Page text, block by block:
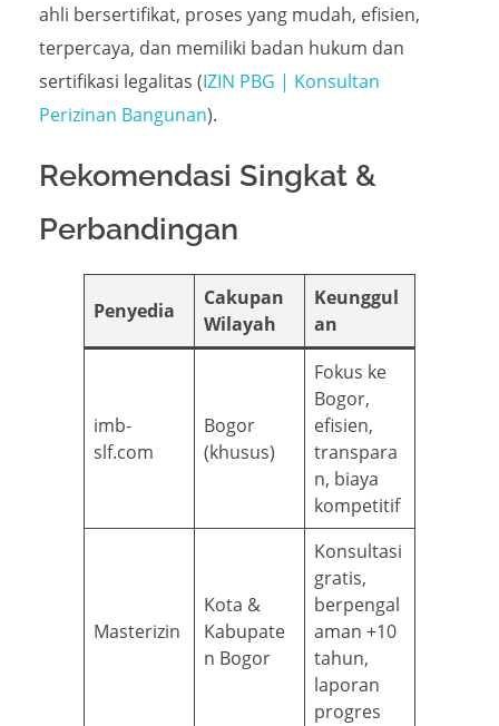
ahli bersertifikat, proses yang mudah, efisien,
terpercaya, dan memiliki badan hukum dan
sertifikasi legalitas (IZIN PBG | Konsultan
Perizinan Bangunan).
Rekomendasi Singkat &
Perbandingan
Penyedia
Cakupan
Wilayah
Keunggul
an
imb-
slf.com
Bogor
(khusus)
Fokus ke
Bogor,
efisien,
transpara
n, biaya
kompetitif
Masterizin
Kota &
Kabupate
n Bogor
Konsultasi
gratis,
berpengal
aman +10
tahun,
laporan
progres